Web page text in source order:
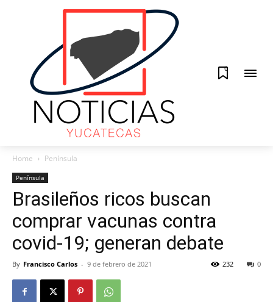
0
Home Península
Península
Brasileños ricos buscan
comprar vacunas contra
covid-19; generan debate
By Francisco Carlos - 9 de febrero de 2021 0
232